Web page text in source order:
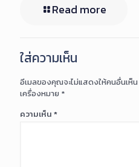
Read more
ใส่ความเห็น
อีเมลของคุณจะไม่แสดงให้คนอื่นเห็น
เครื่องหมาย *
ความเห็น *